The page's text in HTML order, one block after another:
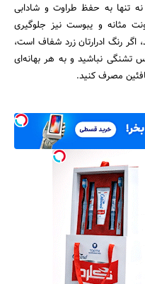
تنها به حفظ طراوت و شادابی
مثانه و یبوست نیز جلوگیری
لیوان آب بنوشید، اگر رنگ ادرارتان زرد شفاف است،
تشنگی نباشید و به هر بهانه‌ای
مصرف کنید.